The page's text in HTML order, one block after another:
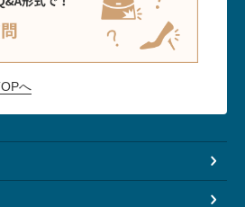
へ